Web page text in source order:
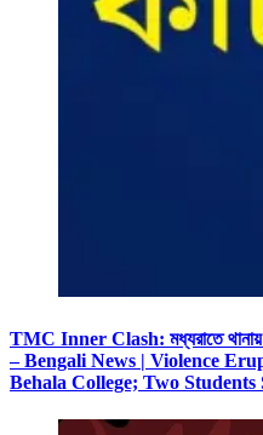
TMC Inner Clash: মধ্যরাতে থানায়
– Bengali News | Violence
Behala College; Two